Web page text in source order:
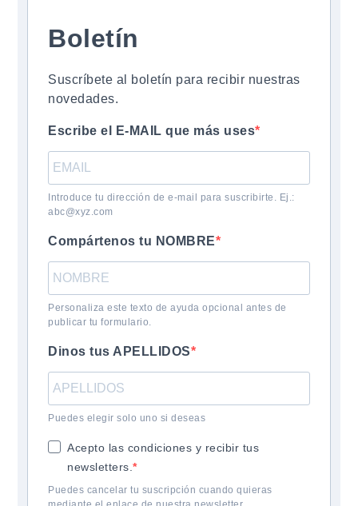
Boletín
Suscríbete al boletín para recibir nuestras
novedades.
Escribe el E-MAIL que más uses
Introduce tu dirección de e-mail para suscribirte. Ej.:
abc@xyz.com
Compártenos tu NOMBRE
Personaliza este texto de ayuda opcional antes de
publicar tu formulario.
Dinos tus APELLIDOS
Puedes elegir solo uno si deseas
Acepto las condiciones y recibir tus
newsletters.
Puedes cancelar tu suscripción cuando quieras